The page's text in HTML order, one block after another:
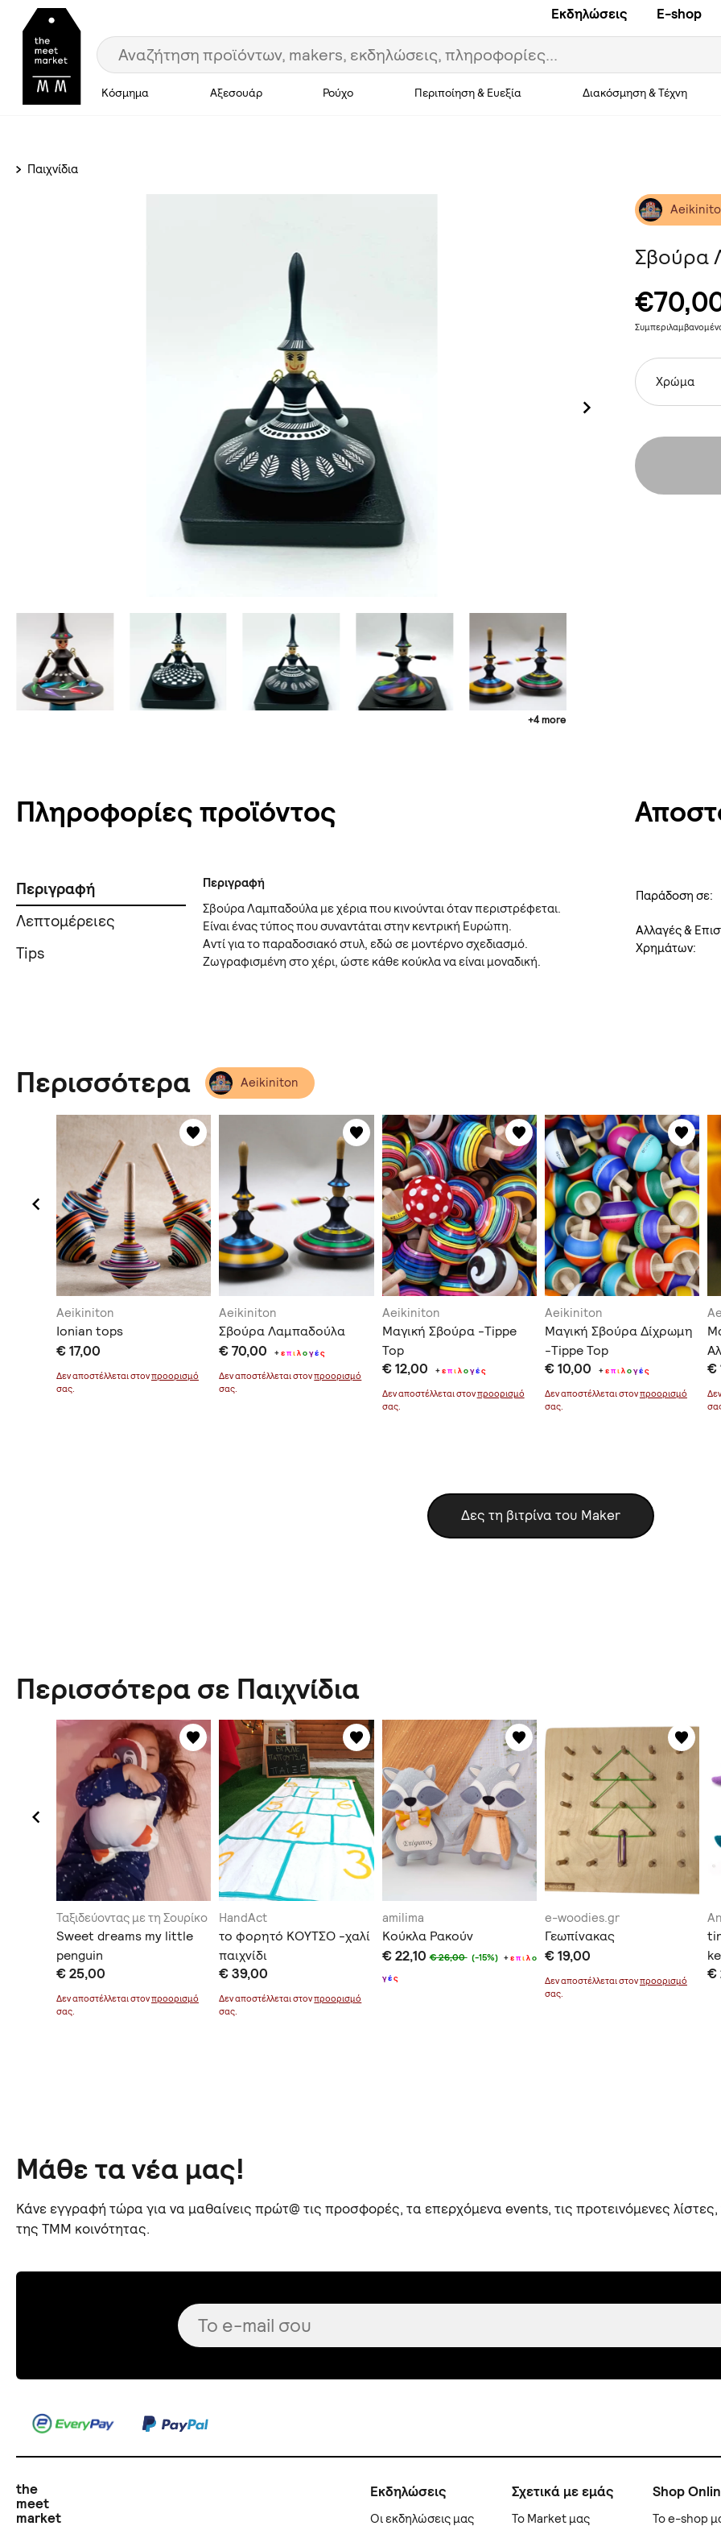
Εκδηλώσεις E-shop
Κόσμημα Αξεσουάρ Ρούχο Περιποίηση & Ευεξία Διακόσμηση & Τέχνη
Παιχνίδια
+4 more
Σβούρα
Χρώμα
Πληροφορίες προϊόντος
Περιγραφή
Λεπτομέρειες
Tips
Περιγραφή
Σβούρα Λαμπαδούλα με χέρια που κινούνται όταν περιστρέφεται.
Είναι ένας τύπος που συναντάται στην κεντρική Ευρώπη.
Αντί για το παραδοσιακό στυλ, εδώ σε μοντέρνο σχεδιασμό.
Ζωγραφισμένη στο χέρι, ώστε κάθε κούκλα να είναι μοναδική.
Παράδοση σε:
Αλλαγές &
Χρημάτων:
Περισσότερα Aeikiniton
Aeikiniton
Ionian tops
€ 17,00
Δεν αποστέλλεται στονπροορισμό
σας.
Aeikiniton
Σβούρα Λαμπαδούλα
€ 70,00 +επιλογές
Δεν αποστέλλεται στονπροορισμό
σας.
Aeikiniton
Μαγική Σβούρα -Tippe
Top
€ 12,00 +επιλογές
Δεν αποστέλλεται στονπροορισμό
σας.
Aeikiniton
Μαγική Σβούρα Δίχρωμη
-Tippe Top
€ 10,00 +επιλογές
Δεν αποστέλλεται στονπροορισμό
σας.
€
Δες τη βιτρίνα του Maker
Περισσότερα σε Παιχνίδια
Ταξιδεύοντας με τη Σουρίκο
Sweet dreams my little
penguin
€ 25,00
Δεν αποστέλλεται στονπροορισμό
σας.
HandAct
το φορητό ΚΟΥΤΣΟ -χαλί
παιχνίδι
€ 39,00
Δεν αποστέλλεται στονπροορισμό
σας.
amilima
Κούκλα Ρακούν
€ 22,10€ 26,00 (-15%) +επιλο
γές
e-woodies.gr
Γεωπίνακας
€ 19,00
Δεν αποστέλλεται στονπροορισμό
σας.
€
Μάθε τα νέα μας!
Κάνε εγγραφή τώρα για να μαθαίνεις πρώτ@ τις προσφορές, τα επερχόμενα events, τις προτεινόμενες
της TMM κοινότητας.
the
meet
market
Εκδηλώσεις
Οι εκδηλώσεις μας
Σχετικά με εμάς
Το Market μας
Shop
Το e-shop